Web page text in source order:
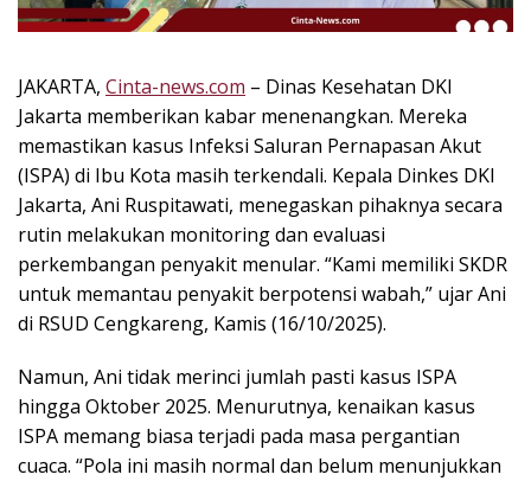
i
,
e
n
u
h
s
p
i
r
s
i
!
JAKARTA, Cinta-news.com – Dinas Kesehatan DKI
Jakarta memberikan kabar menenangkan. Mereka
memastikan kasus Infeksi Saluran Pernapasan Akut
(ISPA) di Ibu Kota masih terkendali. Kepala Dinkes DKI
Jakarta, Ani Ruspitawati, menegaskan pihaknya secara
rutin melakukan monitoring dan evaluasi
perkembangan penyakit menular. “Kami memiliki SKDR
untuk memantau penyakit berpotensi wabah,” ujar Ani
di RSUD Cengkareng, Kamis (16/10/2025).
Namun, Ani tidak merinci jumlah pasti kasus ISPA
hingga Oktober 2025. Menurutnya, kenaikan kasus
ISPA memang biasa terjadi pada masa pergantian
cuaca. “Pola ini masih normal dan belum menunjukkan